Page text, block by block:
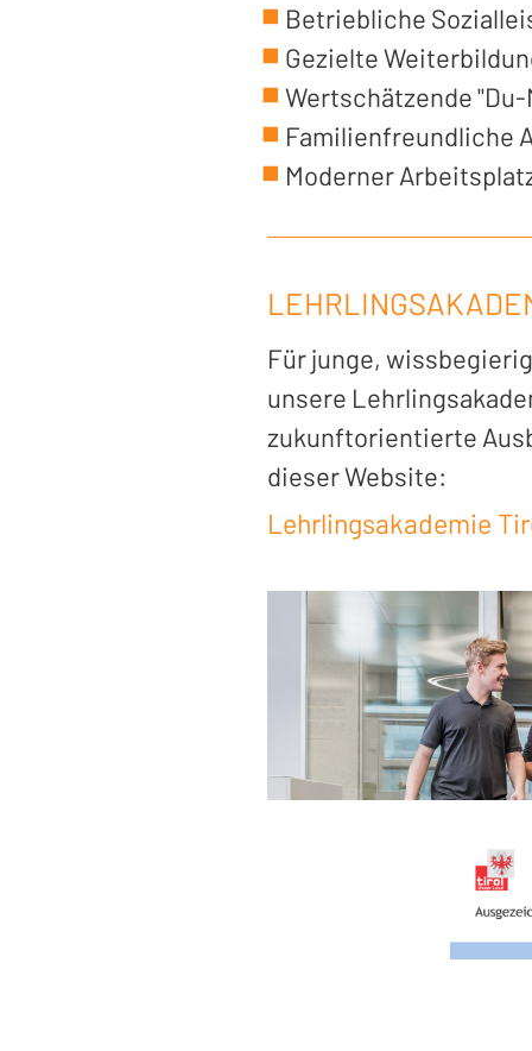
Betriebliche
Gezielte
Wertschätzende
Familienfreundliche
Moderner
Für junge,
unsere
zukunftorientierte
dieser Website:
Lehrlingsakademie